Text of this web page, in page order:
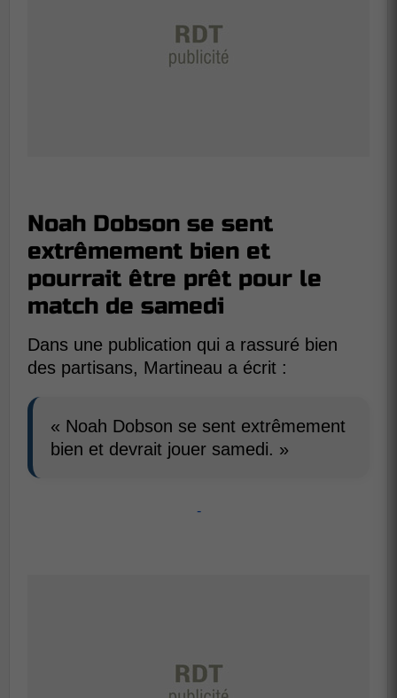
Noah Dobson se sent
extrêmement bien et
pourrait être prêt pour le
match de samedi
Dans une publication qui a rassuré bien
des partisans, Martineau a écrit :
« Noah Dobson se sent extrêmement
bien et devrait jouer samedi. »
-